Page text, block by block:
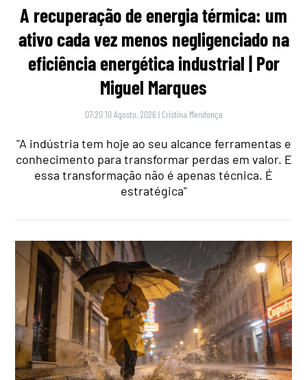
A recuperação de energia térmica: um
ativo cada vez menos negligenciado na
eficiência energética industrial | Por
Miguel Marques
07:20 10 Agosto, 2026 | Cristina Mendonça
"A indústria tem hoje ao seu alcance ferramentas e
conhecimento para transformar perdas em valor. E
essa transformação não é apenas técnica. É
estratégica"